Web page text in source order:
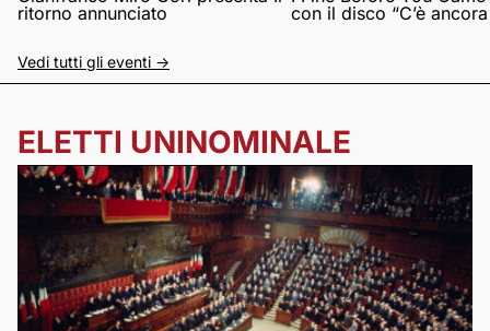
ritorno annunciato
con il disco “C’è
Vedi tutti gli eventi ->
ELETTI UNINOMINALE